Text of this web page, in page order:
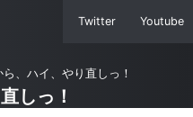
Twitter Youtube
、ハイ、やり直しっ！
しっ！